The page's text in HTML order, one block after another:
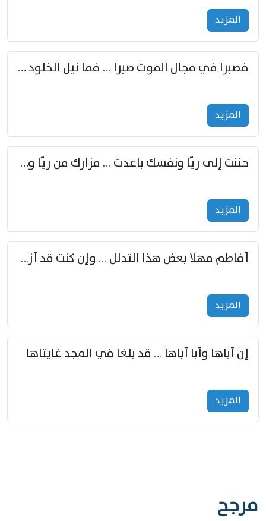
المزید
فصبرا في مجال الموت صبرا … فما نيل الخلود بمستطاع
المزید
حننت إلى ريّا ونفسك باعدت … مزارك من ريّا وشعباكما معا
المزید
أفاطم مهلا بعض هذا التدلل … وإن كنت قد أزمعت صرمي فأجملي
المزید
إنّ أباها وأبا أباها … قد بلغا في المجد غايتاها
المزید
مرجح